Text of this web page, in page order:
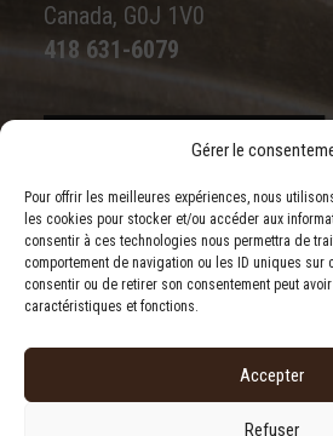
Gérer le
Pour offrir les meilleures expériences, nous
les cookies pour stocker et/ou accéder aux
consentir à ces technologies nous permettra de
comportement de navigation ou les ID uniques sur
consentir ou de retirer son consentement peut
caractéristiques et fonctions.
Accepter
Refuser
Canada, G0J 1V0
418 631-6079
Écrivez-nous